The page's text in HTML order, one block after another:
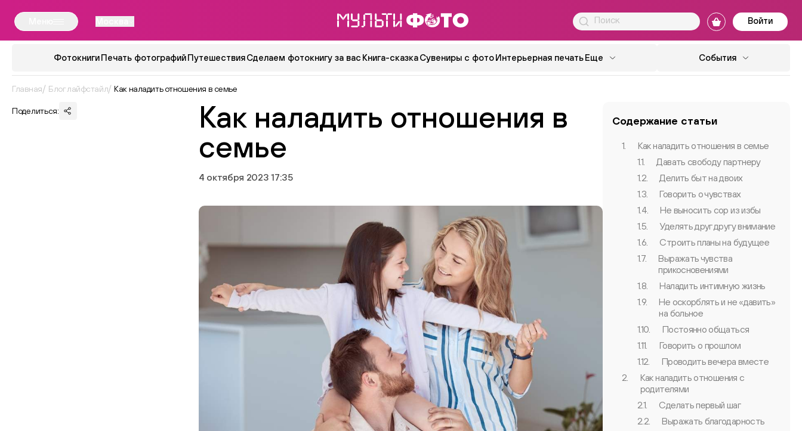
Войти
Фотокниги Печать фотографий Путешествия Сделаем фотокнигу за вас Книга-сказка Сувениры с фото Интерьерная печать Еще События
Главная Блог лайфстайл Как наладить отношения в семье
Как наладить отношения в
семье
4 октября 2023 17:35
Поделиться:
Содержание статьи
1.
Как наладить отношения в семье
1.1.
Давать свободу партнеру
1.2.
Делить быт на двоих
1.3.
Говорить о чувствах
1.4.
Не выносить сор из избы
1.5.
Уделять друг другу внимание
1.6.
Строить планы на будущее
1.7.
Выражать чувства
прикосновениями
1.8.
Наладить интимную жизнь
1.9.
Не оскорблять и не «давить»
на больное
1.10.
Постоянно общаться
1.11.
Говорить о прошлом
1.12.
Проводить вечера вместе
2.
Как наладить отношения с
родителями
2.1.
Сделать первый шаг
2.2.
Выражать благодарность